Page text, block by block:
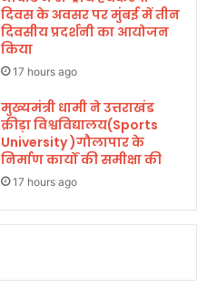
दिवस के अवसर पर मुंबई में तीन
दिवसीय प्रदर्शनी का आयोजन
किया
17 hours ago
मुख्यमंत्री धामी ने उत्तराखंड
क्रीड़ा विश्वविद्यालय(Sports
University )गौलापार के
निर्माण कार्यों की समीक्षा की
17 hours ago